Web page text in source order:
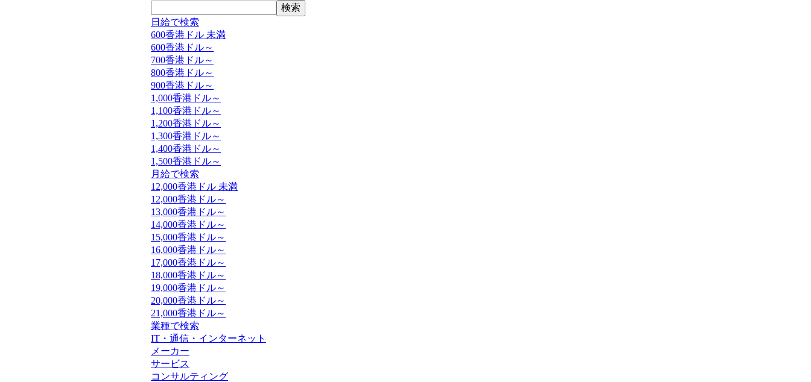
日給で検索
600香港ドル 未満
600香港ドル～
700香港ドル～
800香港ドル～
900香港ドル～
1,000香港ドル～
1,100香港ドル～
1,200香港ドル～
1,300香港ドル～
1,400香港ドル～
1,500香港ドル～
月給で検索
12,000香港ドル 未満
12,000香港ドル～
13,000香港ドル～
14,000香港ドル～
15,000香港ドル～
16,000香港ドル～
17,000香港ドル～
18,000香港ドル～
19,000香港ドル～
20,000香港ドル～
21,000香港ドル～
業種で検索
IT・通信・インターネット
メーカー
サービス
コンサルティング